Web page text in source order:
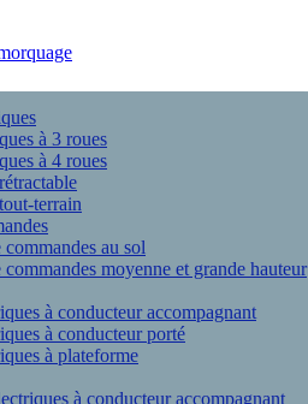
à 3 roues
à 4 roues
terrain
commandes au sol
commandes moyenne et grande hauteur
à conducteur accompagnant
à conducteur porté
à plateforme
à conducteur accompagnant